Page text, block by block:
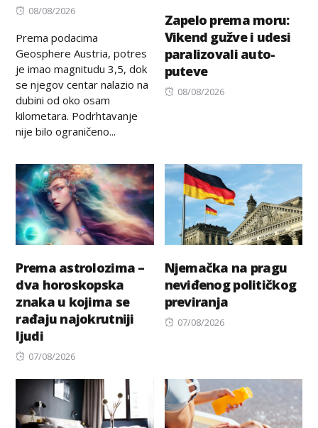
Posted
08/08/2026
Prema podacima
Geosphere Austria, potres
je imao magnitudu 3,5, dok
se njegov centar nalazio na
dubini od oko osam
kilometara. Podrhtavanje
nije bilo ograničeno...
Zapelo prema moru:
Vikend gužve i udesi
paralizovali auto-
puteve
Posted
08/08/2026
Prema astrolozima –
dva horoskopska
znaka u kojima se
rađaju najokrutniji
ljudi
Posted
07/08/2026
Njemačka na pragu
neviđenog političkog
previranja
Posted
07/08/2026